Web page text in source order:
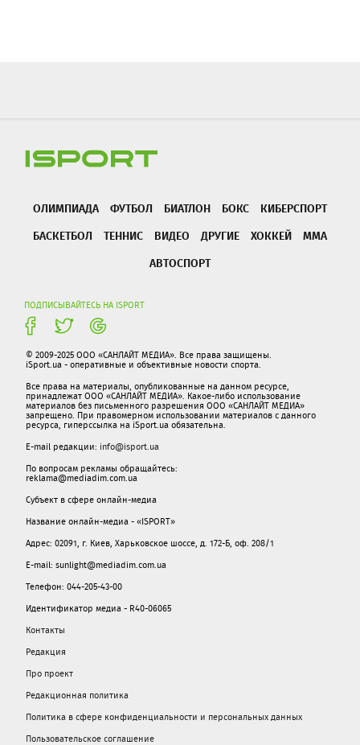
ОЛИМПИАДА ФУТБОЛ БИАТЛОН БОКС
КИБЕРСПОРТ
БАСКЕТБОЛ
ТЕННИС ВИДЕО ДРУГИЕ ХОККЕЙ
ММА
АВТОСПОРТ
ПОДПИСЫВАЙТЕСЬ НА ISPORT
© 2009-2025 ООО «САНЛАЙТ МЕДИА». Все права защищены.
iSport.ua - оперативные и объективные новости спорта.
Все права на материалы, опубликованные на данном ресурсе,
принадлежат ООО «САНЛАЙТ МЕДИА». Какое-либо использование
материалов без письменного разрешения ООО «САНЛАЙТ МЕДИА»
запрещено. При правомерном использовании материалов с данного
ресурса, гиперссылка на iSport.ua обязательна.
E-mail редакции: info@isport.ua
По вопросам рекламы обращайтесь:
reklama@mediadim.com.ua
Субъект в сфере онлайн-медиа
Название онлайн-медиа - «ISPORT»
Адрес: 02091, г. Киев, Харьковское шоссе, д. 172-Б, оф. 208/1
E-mail: sunlight@mediadim.com.ua
Телефон: 044-205-43-00
Идентификатор медиа - R40-06065
Контакты
Редакция
Про проект
Редакционная политика
Политика в сфере конфиденциальности и персональных данных
Пользовательское соглашение